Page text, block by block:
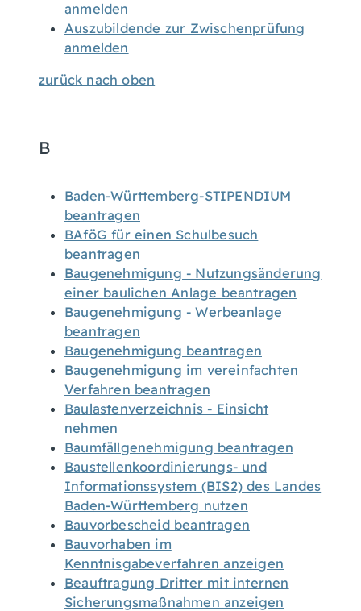
anmelden
Auszubildende zur Zwischenprüfung
anmelden
zurück nach oben
B
Baden-Württemberg-STIPENDIUM
beantragen
BAföG für einen Schulbesuch
beantragen
Baugenehmigung - Nutzungsänderung
einer baulichen Anlage beantragen
Baugenehmigung - Werbeanlage
beantragen
Baugenehmigung beantragen
Baugenehmigung im vereinfachten
Verfahren beantragen
Baulastenverzeichnis - Einsicht
nehmen
Baumfällgenehmigung beantragen
Baustellenkoordinierungs- und
Informationssystem (BIS2) des Landes
Baden-Württemberg nutzen
Bauvorbescheid beantragen
Bauvorhaben im
Kenntnisgabeverfahren anzeigen
Beauftragung Dritter mit internen
Sicherungsmaßnahmen anzeigen